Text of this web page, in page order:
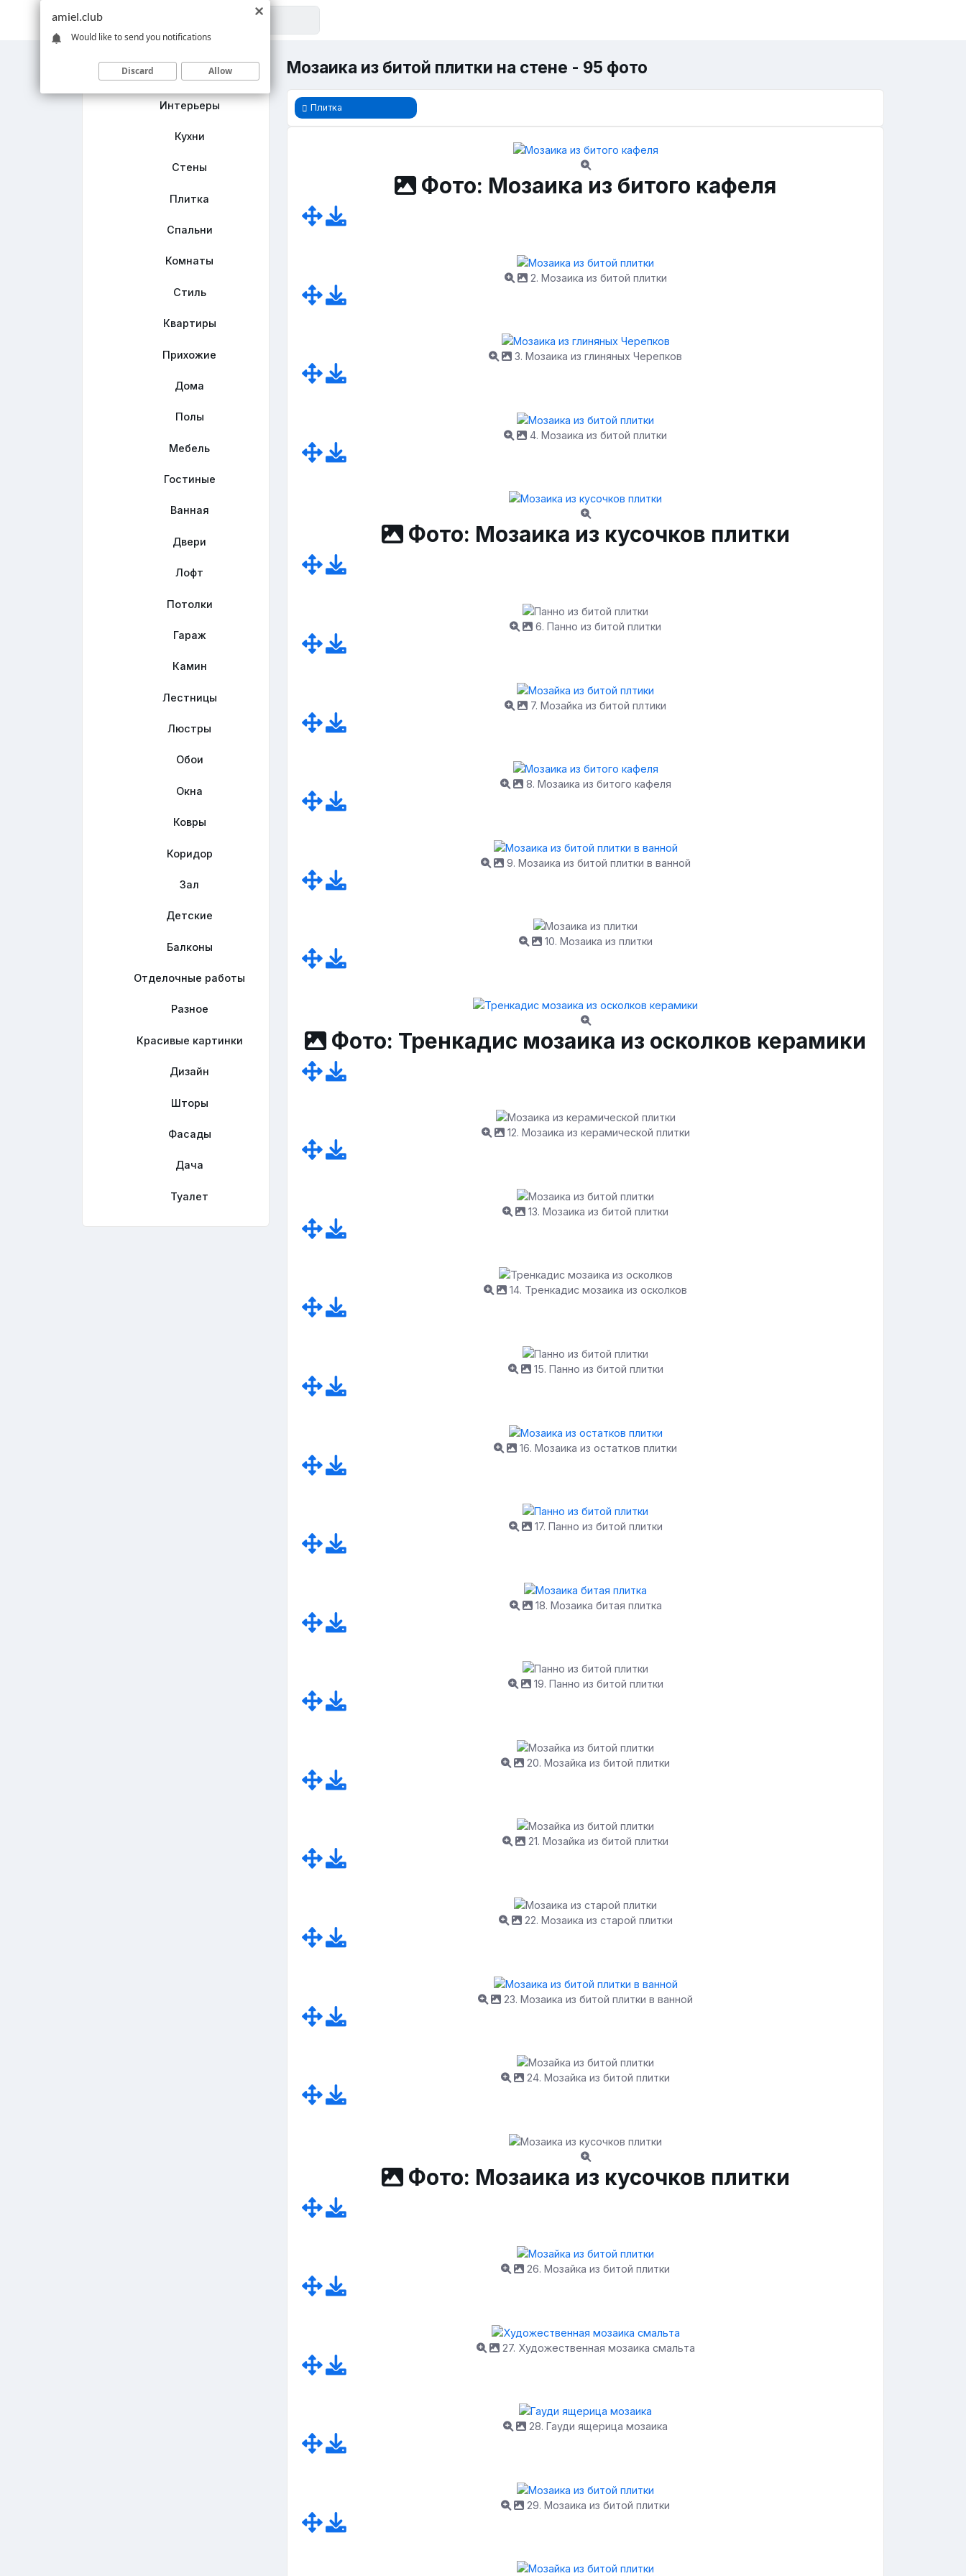
Главная
Интерьеры
Кухни
Стены
Плитка
Спальни
Комнаты
Стиль
Квартиры
Прихожие
Дома
Полы
Мебель
Гостиные
Ванная
Двери
Лофт
Потолки
Гараж
Камин
Лестницы
Люстры
Обои
Окна
Ковры
Коридор
Зал
Детские
Балконы
Отделочные работы
Разное
Красивые картинки
Дизайн
Шторы
Фасады
Дача
Туалет
Мозаика из битой плитки на стене - 95 фото
Плитка
Фото: Мозаика из битого кафеля
2. Мозаика из битой плитки
3. Мозаика из глиняных Черепков
4. Мозаика из битой плитки
Фото: Мозаика из кусочков плитки
6. Панно из битой плитки
7. Мозайка из битой плтики
8. Мозаика из битого кафеля
9. Мозаика из битой плитки в ванной
10. Мозаика из плитки
Фото: Тренкадис мозаика из осколков керамики
12. Мозаика из керамической плитки
13. Мозаика из битой плитки
14. Тренкадис мозаика из осколков
15. Панно из битой плитки
16. Мозаика из остатков плитки
17. Панно из битой плитки
18. Мозаика битая плитка
19. Панно из битой плитки
20. Мозайка из битой плитки
21. Мозайка из битой плитки
22. Мозаика из старой плитки
23. Мозаика из битой плитки в ванной
24. Мозайка из битой плитки
Фото: Мозаика из кусочков плитки
26. Мозайка из битой плитки
27. Художественная мозаика смальта
28. Гауди ящерица мозаика
29. Мозаика из битой плитки
amiel.club
Would like to send you notifications
Discard Allow